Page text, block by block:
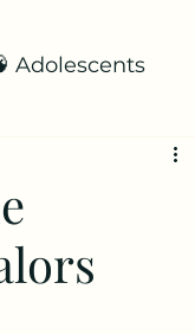
Adolescents